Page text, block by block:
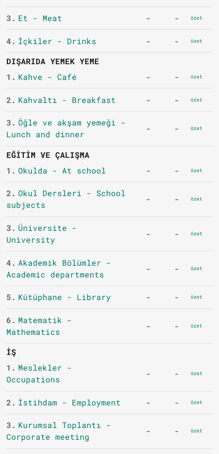
3. Et - Meat - - özet
4. İçkiler - Drinks - - özet
DIŞARIDA YEMEK YEME
1. Kahve - Café - - özet
2. Kahvaltı - Breakfast - - özet
3. Öğle ve akşam yemeği -
Lunch and dinner
- - özet
EĞITIM VE ÇALIŞMA
1. Okulda - At school - - özet
2. Okul Dersleri - School
subjects
- - özet
3. Üniversite -
University
- - özet
4. Akademik Bölümler -
Academic departments
- - özet
5. Kütüphane - Library - - özet
6. Matematik -
Mathematics
- - özet
İŞ
1. Meslekler -
Occupations
- - özet
2. İstihdam - Employment - - özet
3. Kurumsal Toplantı -
Corporate meeting
- - özet